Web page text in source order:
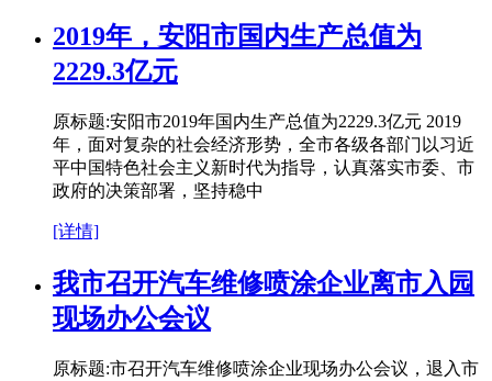
2019年，安阳市国内生产总值为
2229.3亿元
原标题:安阳市2019年国内生产总值为2229.3亿元 2019
年，面对复杂的社会经济形势，全市各级各部门以习近
平中国特色社会主义新时代为指导，认真落实市委、市
政府的决策部署，坚持稳中
[详情]
我市召开汽车维修喷涂企业离市入园
现场办公会议
原标题:市召开汽车维修喷涂企业现场办公会议，退入市